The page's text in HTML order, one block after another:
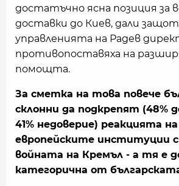
достатъчно ясна позиция за
доставки до Киев, дали
управленията на Радев
противопоставяха на
помощта.
За сметка на това повече
склонни да подкрепят (48%
41% недоверие) реакцията на
европейските институции
войната на Кремъл - а тя е
категорична от